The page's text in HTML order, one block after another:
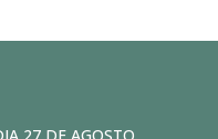
27 DE AGOSTO.